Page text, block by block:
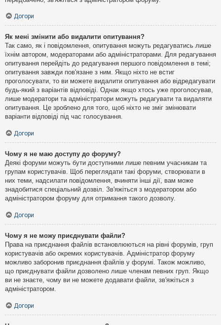
Догори
Як мені змінити або видалити опитування?
Так само, як і повідомлення, опитування можуть редагуватись лише
їхнім автором, модераторами або адміністраторами. Для редагування
опитування перейдіть до редагування першого повідомлення в темі;
опитування завжди пов'язане з ним. Якщо ніхто не встиг
проголосувати, то ви можете видалити опитування або відредагувати
будь-який з варіантів відповіді. Однак якщо хтось уже проголосував,
лише модератори та адміністратори можуть редагувати та видаляти
опитування. Це зроблено для того, щоб ніхто не зміг змінювати
варіанти відповіді під час голосування.
Догори
Чому я не маю доступу до форуму?
Деякі форуми можуть бути доступними лише певним учасникам та
групам користувачів. Щоб переглядати такі форуми, створювати в
них теми, надсилати повідомлення, вчиняти інші дії, вам може
знадобитися спеціальний дозвіл. Зв'яжіться з модератором або
адміністратором форуму для отримання такого дозволу.
Догори
Чому я не можу приєднувати файли?
Права на приєднання файлів встановлюються на рівні форумів, груп
користувачів або окремих користувачів. Адміністратор форуму
можливо заборонив приєднання файлів у форумі. Також можливо,
що приєднувати файли дозволено лише членам певних груп. Якщо
ви не знаєте, чому ви не можете додавати файли, зв'яжіться з
адміністратором.
Догори